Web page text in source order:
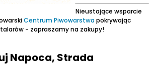
Nieustające wsparcie
Centrum Piwowarstwapokrywając
- zapraszamy na zakupy!
Napoca, Strada